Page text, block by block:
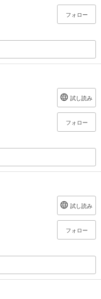
フォロー
試し読み
フォロー
試し読み
フォロー